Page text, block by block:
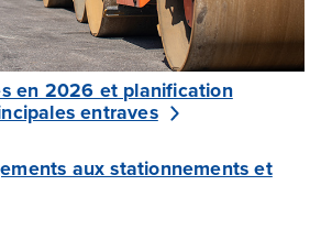
en 2026 et planification
entraves
aux stationnements et